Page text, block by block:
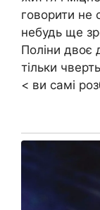
говорити
небудь ще
Поліни двоє
тільки
< ви самі